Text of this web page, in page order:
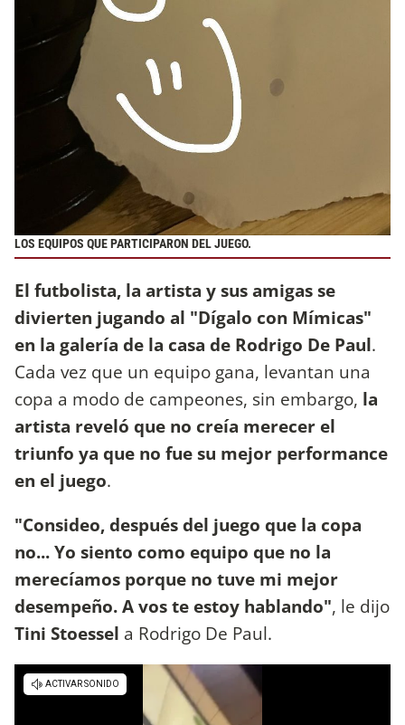
LOS EQUIPOS QUE PARTICIPARON DEL JUEGO.
El futbolista, la artista y sus amigas se
divierten jugando al "Dígalo con Mímicas"
en la galería de la casa de Rodrigo De Paul.
Cada vez que un equipo gana, levantan una
copa a modo de campeones, sin embargo, la
artista reveló que no creía merecer el
triunfo ya que no fue su mejor performance
en el juego.
"Consideo, después del juego que la copa
no... Yo siento como equipo que no la
merecíamos porque no tuve mi mejor
desempeño. A vos te estoy hablando", le dijo
Tini Stoessel a Rodrigo De Paul.